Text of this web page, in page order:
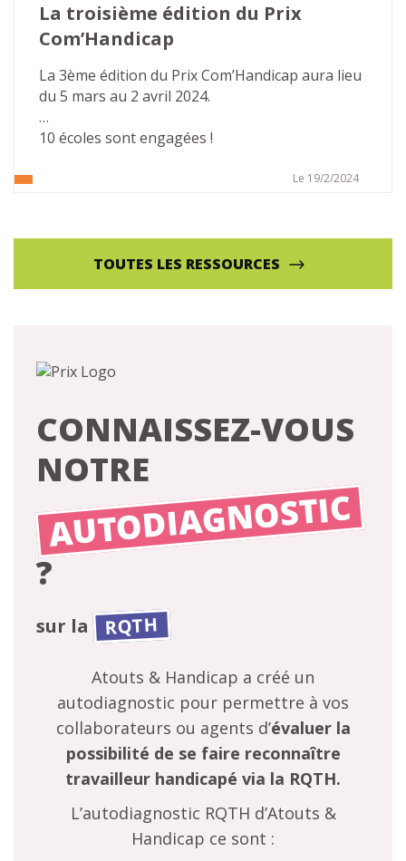
La troisième édition du Prix
Com’Handicap
La 3ème édition du Prix Com’Handicap aura lieu
du 5 mars au 2 avril 2024.
10 écoles sont engagées !
Le 19/2/2024
TOUTES LES RESSOURCES
CONNAISSEZ-VOUS
NOTRE
AUTODIAGNOSTIC
?
sur la RQTH
Atouts & Handicap a créé un
autodiagnostic pour permettre à vos
collaborateurs ou agents d’évaluer la
possibilité de se faire reconnaître
travailleur handicapé via la RQTH.
L’autodiagnostic RQTH d’Atouts &
Handicap ce sont :